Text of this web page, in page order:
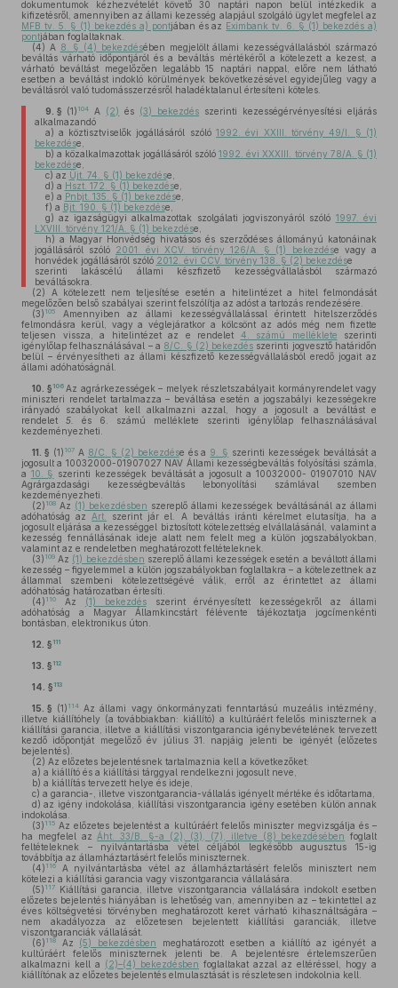
dokumentumok kézhezvételét követő 30 naptári napon belül intézkedik a
kifizetésről, amennyiben az állami kezesség alapjául szolgáló ügylet megfelel az
MFB tv. 5. § (1) bekezdés a) pontjában és az Eximbank tv. 6. § (1) bekezdés a)
pontjában foglaltaknak.
(4) A 8. § (4) bekezdésében megjelölt állami kezességvállalásból származó
beváltás várható időpontjáról és a beváltás mértékéről a kötelezett a kezest, a
várható beváltást megelőzően legalább 15 naptári nappal, előre nem látható
esetben a beváltást indokló körülmények bekövetkezésével egyidejűleg vagy a
beváltásról való tudomásszerzésről haladéktalanul értesíteni köteles.
9. § (1) 104 A (2) és (3) bekezdés szerinti kezességérvényesítési eljárás
alkalmazandó
a) a köztisztviselők jogállásáról szóló1992. évi XXIII. törvény 49/I. § (1)
bekezdése,
b) a közalkalmazottak jogállásáról szóló1992. évi XXXIII. törvény 78/A. § (1)
bekezdése,
c) az Üjt. 74. § (1) bekezdése,
d) a Hszt. 172. § (1) bekezdése,
e) a Pnbjt. 135. § (1) bekezdése,
f) a Bjt. 190. § (1) bekezdése,
g) az igazságügyi alkalmazottak szolgálati jogviszonyáról szóló 1997. évi
LXVIII. törvény 121/A. § (1) bekezdése,
h) a Magyar Honvédség hivatásos és szerződéses állományú katonáinak
jogállásáról szóló 2001. évi XCV. törvény 126/A. § (1) bekezdése vagy a
honvédek jogállásáról szóló 2012. évi CCV. törvény 138. § (2) bekezdése
szerinti lakáscélú állami készfizető kezességvállalásból származó
beváltásokra.
(2) A kötelezett nem teljesítése esetén a hitelintézet a hitel felmondását
megelőzően belső szabályai szerint felszólítja az adóst a tartozás rendezésére.
(3) 105
Amennyiben az állami kezességvállalással érintett hitelszerződés
felmondásra kerül, vagy a véglejáratkor a kölcsönt az adós még nem fizette
teljesen vissza, a hitelintézet az e rendelet 4. számú melléklete szerinti
igénylőlap felhasználásával – a 8/C. § (2) bekezdés szerinti jogvesztő határidőn
belül – érvényesítheti az állami készfizető kezességvállalásból eredő jogait az
állami adóhatóságnál.
10. § 106 Az agrárkezességek – melyek részletszabályait kormányrendelet vagy
miniszteri rendelet tartalmazza – beváltása esetén a jogszabályi kezességekre
irányadó szabályokat kell alkalmazni azzal, hogy a jogosult a beváltást e
rendelet 5.
és 6. számú melléklete szerinti igénylőlap felhasználásával
kezdeményezheti.
11. § (1) 107A 8/C. § (2) bekezdése és a 9. § szerinti kezességek beváltását a
jogosult a 10032000-01907027 NAV Állami kezességbeváltás folyósítási számla,
a 10. § szerinti kezességek beváltását a jogosult a 10032000- 01907010 NAV
Agrárgazdasági kezességbeváltás lebonyolítási számlával szemben
kezdeményezheti.
(2) 108 Az (1) bekezdésben szereplő állami kezességek beváltásánál az állami
adóhatóság az Art.
szerint jár el. A beváltás iránti kérelmet elutasítja, ha a
jogosult eljárása a kezességgel biztosított kötelezettség elvállalásánál, valamint a
kezesség fennállásának ideje alatt nem felelt meg a külön jogszabályokban,
valamint az e rendeletben meghatározott feltételeknek.
(3) 109 Az (1) bekezdésben szereplő állami kezességek esetén a beváltott állami
kezesség – figyelemmel a külön jogszabályokban foglaltakra – a kötelezettnek az
állammal szembeni kötelezettségévé válik, erről az érintettet az állami
adóhatóság határozatban értesíti.
(4) 110 Az (1) bekezdésszerint érvényesített kezességekről az állami
adóhatóság a Magyar Államkincstárt félévente tájékoztatja jogcímenkénti
bontásban, elektronikus úton.
12. § 111
13. § 112
14. § 113
15. § (1) 114 Az állami vagy önkormányzati fenntartású muzeális intézmény,
illetve kiállítóhely (a továbbiakban: kiállító) a kultúráért felelős miniszternek a
kiállítási garancia, illetve a kiállítási viszontgarancia igénybevételének tervezett
kezdő időpontját megelőző év július 31. napjáig jelenti be igényét (előzetes
bejelentés).
(2) Az előzetes bejelentésnek tartalmaznia kell a következőket:
a) a kiállító és a kiállítási tárggyal rendelkezni jogosult neve,
b) a kiállítás tervezett helye és ideje,
c) a garancia-, illetve viszontgarancia-vállalás igényelt mértéke és időtartama,
d) az igény indokolása, kiállítási viszontgarancia igény esetében külön annak
indokolása.
(3) 115 Az előzetes bejelentést a kultúráért felelős miniszter megvizsgálja és –
ha megfelel az Áht. 33/B. §-a (2), (3), (7), illetve (8) bekezdésében foglalt
feltételeknek – nyilvántartásba vétel céljából legkésőbb augusztus 15-ig
továbbítja az államháztartásért felelős miniszternek.
(4) 116
A nyilvántartásba vétel az államháztartásért felelős minisztert nem
kötelezi a kiállítási garancia vagy viszontgarancia vállalására.
(5) 117
Kiállítási garancia, illetve viszontgarancia vállalására indokolt esetben
előzetes bejelentés hiányában is lehetőség van, amennyiben az – tekintettel az
éves költségvetési törvényben meghatározott keret várható kihasználtságára –
nem akadályozza az előzetesen bejelentett kiállítási garanciák, illetve
viszontgaranciák vállalását.
(6) 118 Az (5) bekezdésben meghatározott esetben a kiállító az igényét a
kultúráért felelős miniszternek jelenti be. A bejelentésre értelemszerűen
alkalmazni kell a (2)–(4) bekezdésben foglaltakat azzal az eltéréssel, hogy a
kiállítónak az előzetes bejelentés elmulasztását is részletesen indokolnia kell.